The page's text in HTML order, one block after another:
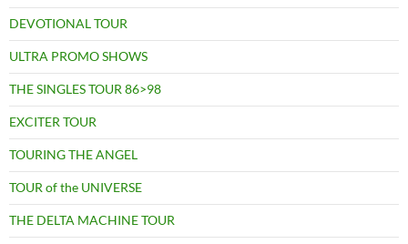
DEVOTIONAL TOUR
ULTRA PROMO SHOWS
THE SINGLES TOUR 86>98
EXCITER TOUR
TOURING THE ANGEL
TOUR of the UNIVERSE
THE DELTA MACHINE TOUR